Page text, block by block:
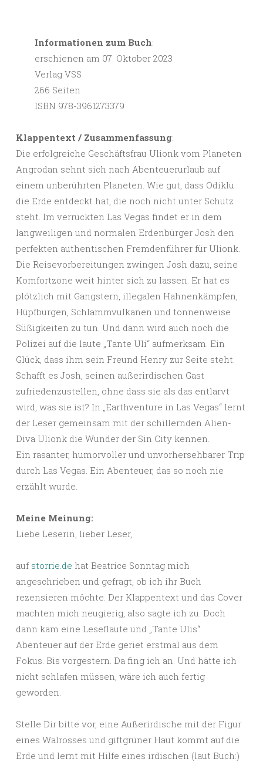
Informationen zum Buch:
erschienen am 07. Oktober 2023
Verlag VSS
266 Seiten
ISBN 978-3961273379
Klappentext / Zusammenfassung:
Die erfolgreiche Geschäftsfrau Ulionk vom Planeten
Angrodan sehnt sich nach Abenteuerurlaub auf
einem unberührten Planeten. Wie gut, dass Odiklu
die Erde entdeckt hat, die noch nicht unter Schutz
steht. Im verrückten Las Vegas findet er in dem
langweiligen und normalen Erdenbürger Josh den
perfekten authentischen Fremdenführer für Ulionk.
Die Reisevorbereitungen zwingen Josh dazu, seine
Komfortzone weit hinter sich zu lassen. Er hat es
plötzlich mit Gangstern, illegalen Hahnenkämpfen,
Hüpfburgen, Schlammvulkanen und tonnenweise
Süßigkeiten zu tun. Und dann wird auch noch die
Polizei auf die laute „Tante Uli“ aufmerksam. Ein
Glück, dass ihm sein Freund Henry zur Seite steht.
Schafft es Josh, seinen außerirdischen Gast
zufriedenzustellen, ohne dass sie als das entlarvt
wird, was sie ist? In „Earthventure in Las Vegas“ lernt
der Leser gemeinsam mit der schillernden Alien-
Diva Ulionk die Wunder der Sin City kennen.
Ein rasanter, humorvoller und unvorhersehbarer Trip
durch Las Vegas. Ein Abenteuer, das so noch nie
erzählt wurde.
Meine Meinung:
Liebe Leserin, lieber Leser,
auf storrie.de hat Beatrice Sonntag mich
angeschrieben und gefragt, ob ich ihr Buch
rezensieren möchte. Der Klappentext und das Cover
machten mich neugierig, also sagte ich zu. Doch
dann kam eine Leseflaute und „Tante Ulis“
Abenteuer auf der Erde geriet erstmal aus dem
Fokus. Bis vorgestern. Da fing ich an. Und hätte ich
nicht schlafen müssen, wäre ich auch fertig
geworden.
Stelle Dir bitte vor, eine Außerirdische mit der Figur
eines Walrosses und giftgrüner Haut kommt auf die
Erde und lernt mit Hilfe eines irdischen (laut Buch:)